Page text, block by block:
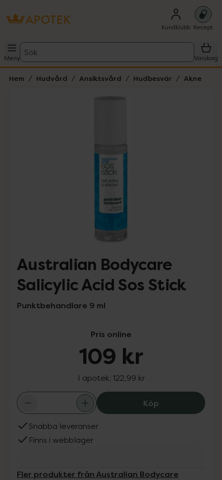
Kundklubb Recept
Meny
Sök
Varukorg
Hem Hudvård Ansiktsvård Hudbesvär Akne
Australian Bodycare
Salicylic Acid Sos Stick
Punktbehandlare 9 ml
Pris online
109 kr
I apotek: 122,99 kr
KöpAustralian
Snabba leveranser
Finns i webblager
Fler produkter från Australian Bodycare